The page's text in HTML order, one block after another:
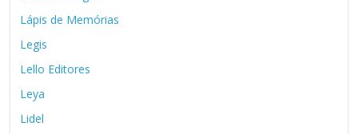
Lápis de Memórias
Legis
Lello Editores
Leya
Lidel